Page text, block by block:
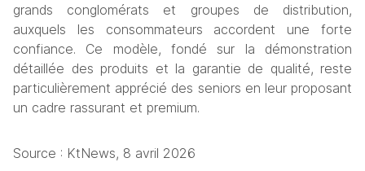
grands conglomérats et groupes de distribution,
auxquels les consommateurs accordent une forte
confiance. Ce modèle, fondé sur la démonstration
détaillée des produits et la garantie de qualité, reste
particulièrement apprécié des seniors en leur proposant
un cadre rassurant et premium.
Source : KtNews, 8 avril 2026